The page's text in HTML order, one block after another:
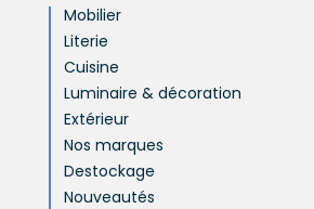
Mobilier
Literie
Cuisine
Luminaire & décoration
Extérieur
Nos marques
Destockage
Nouveautés